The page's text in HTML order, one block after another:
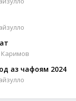
аз чафоям 2024